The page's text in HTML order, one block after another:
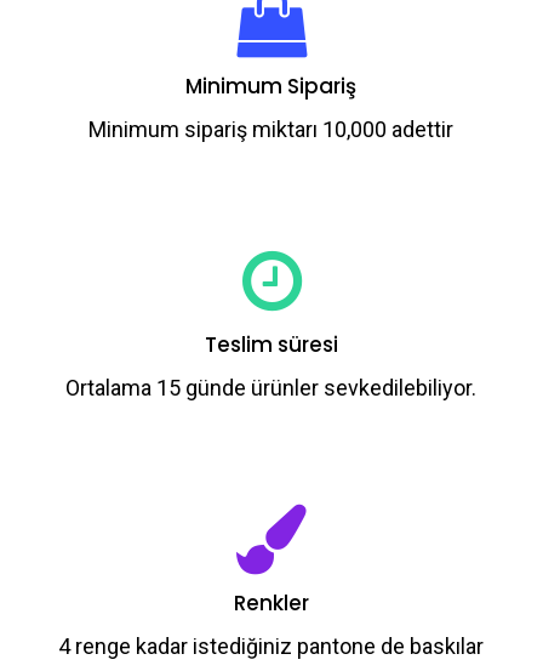
Minimum Sipariş
Minimum sipariş miktarı 10,000 adettir
Teslim süresi
Ortalama 15 günde ürünler sevkedilebiliyor.
Renkler
4 renge kadar istediğiniz pantone de baskılar